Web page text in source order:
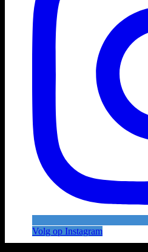
Volg op Instagram